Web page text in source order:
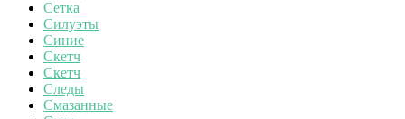
Сетка
Силуэты
Синие
Скетч
Скетч
Следы
Смазанные